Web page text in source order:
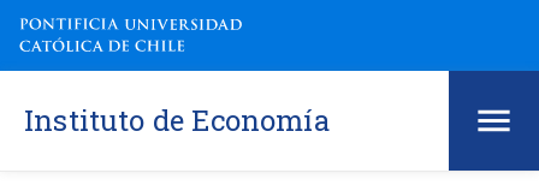
Instituto de Economía